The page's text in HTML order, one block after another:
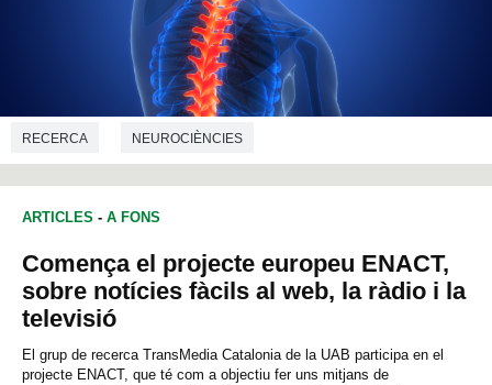
RECERCA NEUROCIÈNCIES
ARTICLES - A FONS
Comença el projecte europeu ENACT,
sobre notícies fàcils al web, la ràdio i la
televisió
El grup de recerca TransMedia Catalonia de la UAB participa en el
projecte ENACT, que té com a objectiu fer uns mitjans de